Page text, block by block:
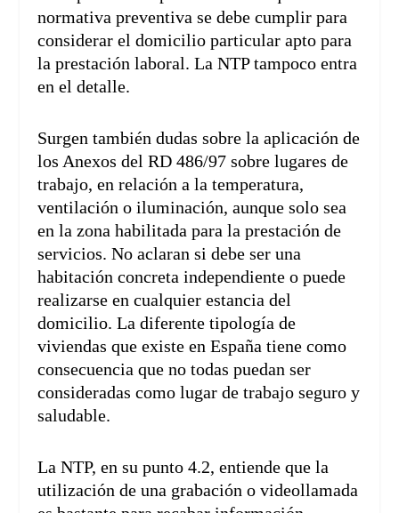
normativa preventiva se debe cumplir para
considerar el domicilio particular apto para
la prestación laboral. La NTP tampoco entra
en el detalle.
Surgen también dudas sobre la aplicación de
los Anexos del RD 486/97 sobre lugares de
trabajo, en relación a la temperatura,
ventilación o iluminación, aunque solo sea
en la zona habilitada para la prestación de
servicios. No aclaran si debe ser una
habitación concreta independiente o puede
realizarse en cualquier estancia del
domicilio. La diferente tipología de
viviendas que existe en España tiene como
consecuencia que no todas puedan ser
consideradas como lugar de trabajo seguro y
saludable.
La NTP, en su punto 4.2, entiende que la
utilización de una grabación o videollamada